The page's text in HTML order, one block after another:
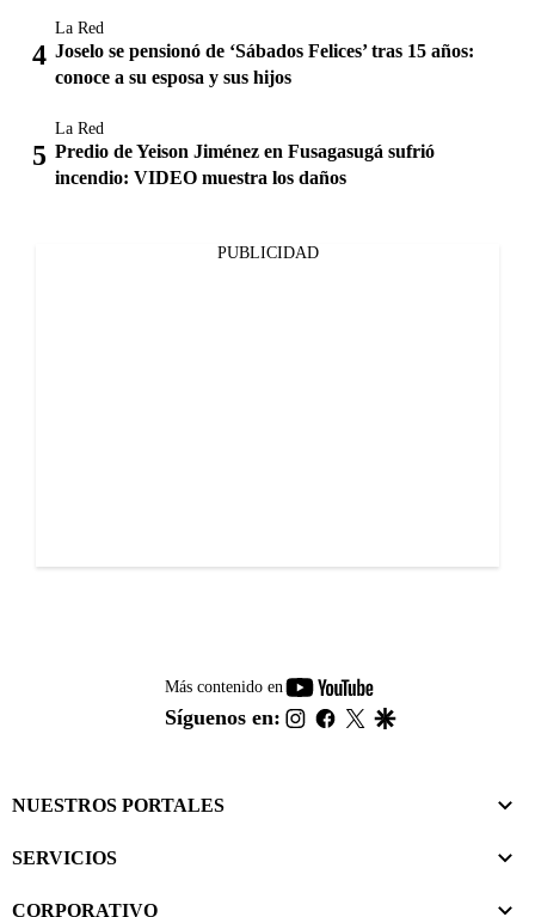
La Red
Joselo se pensionó de ‘Sábados Felices’ tras 15 años:
conoce a su esposa y sus hijos
La Red
Predio de Yeison Jiménez en Fusagasugá sufrió
incendio: VIDEO muestra los daños
PUBLICIDAD
Más contenido en
youtube-
footer
Síguenos en: instagram
facebook
twitter
NUESTROS PORTALES
SERVICIOS
CORPORATIVO